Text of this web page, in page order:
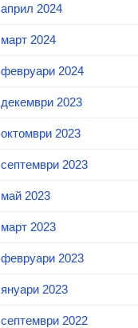
април 2024
март 2024
февруари 2024
декември 2023
октомври 2023
септември 2023
май 2023
март 2023
февруари 2023
януари 2023
септември 2022